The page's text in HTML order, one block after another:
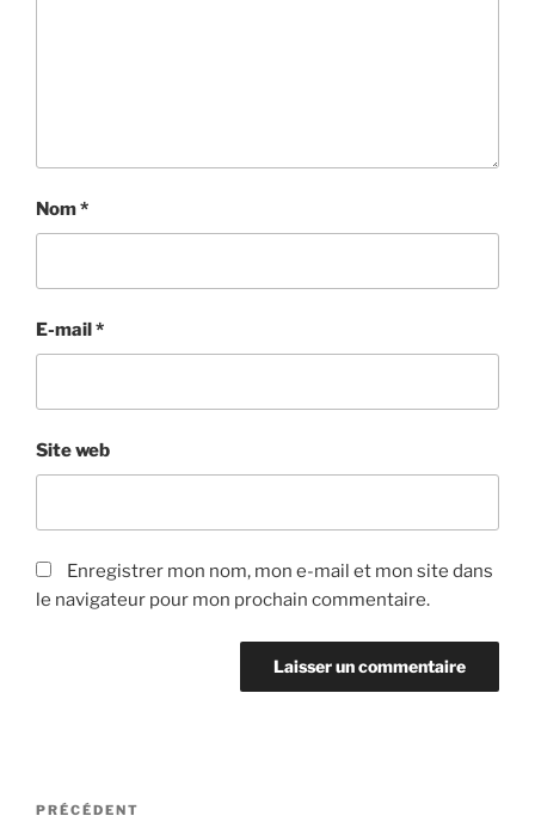
Nom*
E-mail*
Site web
Enregistrer mon nom, mon e-mail et mon site dans
le navigateur pour mon prochain commentaire.
Navigation
Article
PRÉCÉDENT